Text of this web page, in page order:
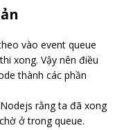
vào event queue
xong. Vậy nên điều
thành các phần
rằng ta đã xong
ở trong queue.